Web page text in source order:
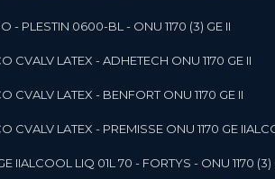
- PLESTIN 0600-BL - ONU 1170 (3) GE II
CVALV LATEX - ADHETECH ONU 1170 GE II
CVALV LATEX - BENFORT ONU 1170 GE II
CVALV LATEX - PREMISSE ONU 1170 GE II
II ALCOOL LIQ 01L 70 - FORTYS - ONU 1170 (3)